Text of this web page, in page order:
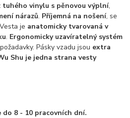
tuhého vinylu s pěnovou výplní,
nárazů. Příjemná na nošení, se
je anatomicky tvarovaná v
. Ergonomicky uzavíratelný systém
Pásky vzadu jsou extra
Shu je jedna strana vesty
8 - 10 pracovních dní.